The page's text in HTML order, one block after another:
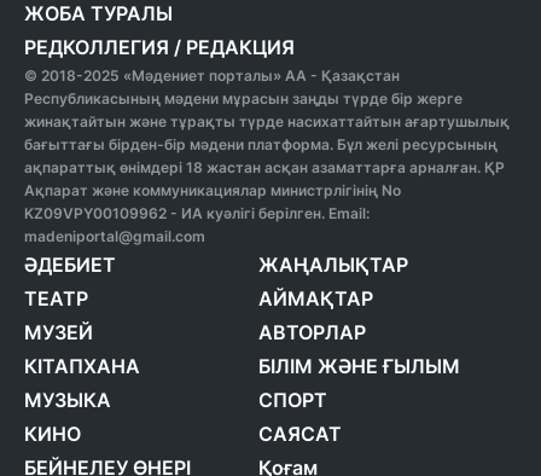
ЖОБА ТУРАЛЫ
РЕДКОЛЛЕГИЯ / РЕДАКЦИЯ
© 2018-2025 «Мәдениет порталы» АА - Қазақстан
Республикасының мәдени мұрасын заңды түрде бір жерге
жинақтайтын және тұрақты түрде насихаттайтын ағартушылық
бағыттағы бірден-бір мәдени платформа. Бұл желі ресурсының
ақпараттық өнімдері 18 жастан асқан азаматтарға арналған. ҚР
Ақпарат және коммуникациялар министрлігінің No
KZ09VPY00109962 - ИА куәлігі берілген. Email:
madeniportal@gmail.com
ӘДЕБИЕТ
ТЕАТР
МУЗЕЙ
КІТАПХАНА
МУЗЫКА
КИНО
БЕЙНЕЛЕУ ӨНЕРІ
ЖАҢАЛЫҚТАР
АЙМАҚТАР
АВТОРЛАР
БІЛІМ ЖӘНЕ ҒЫЛЫМ
СПОРТ
САЯСАТ
Қоғам